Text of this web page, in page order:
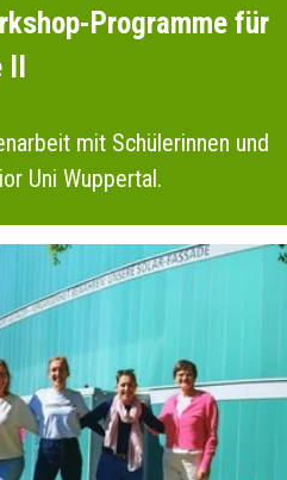
Programme für
II
mit Schülerinnen und
Uni Wuppertal.